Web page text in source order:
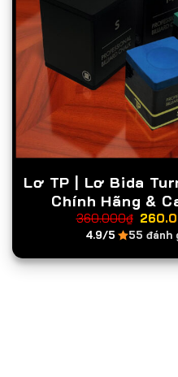
Lơ TP | Lơ Bida
Chính Hãng &
360.000₫ Giá
gốc
là:
4.9/5 55 đánh